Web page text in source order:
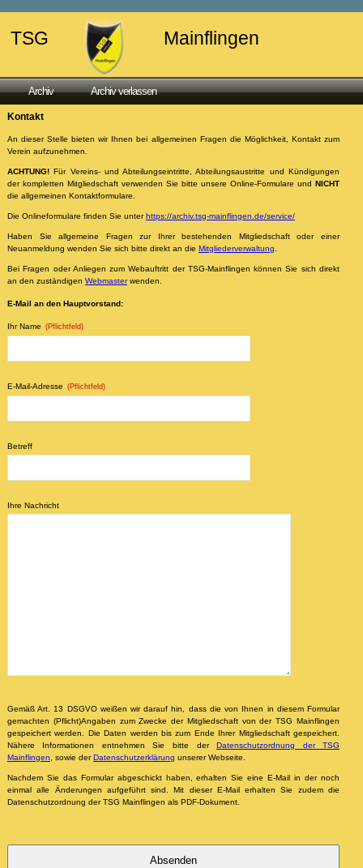
TSG Mainflingen
Archiv Archiv verlassen
Kontakt
An dieser Stelle bieten wir Ihnen bei allgemeinen Fragen die Möglichkeit, Kontakt zum
Verein aufzunehmen.
ACHTUNG!Für Vereins- und Abteilungseintritte, Abteilungsaustritte und Kündigungen
der kompletten Mitgliedschaft verwenden Sie bitte unsere Online-Formulare undNICHT
die allgemeinen Kontaktformulare.
Die Onlineformulare finden Sie unterhttps://archiv.tsg-mainflingen.de/service/
Haben Sie allgemeine Fragen zur Ihrer bestehenden Mitgliedschaft oder einer
Neuanmeldung wenden Sie sich bitte direkt an die Mitgliederverwaltung
Bei Fragen oder Anliegen zum Webauftritt der TSG-Mainflingen können Sie sich direkt
an den zuständigen Webmasterwenden.
E-Mail an den Hauptvorstand:
Ihr Name (Pflichtfeld)
E-Mail-Adresse (Pflichtfeld)
Betreff
Ihre Nachricht
Gemäß Art. 13 DSGVO weißen wir darauf hin, dass die von Ihnen in diesem Formular
gemachten (Pflicht)Angaben zum Zwecke der Mitgliedschaft von der TSG Mainflingen
gespeichert werden. Die Daten werden bis zum Ende Ihrer Mitgliedschaft gespeichert.
Nähere Informationen entnehmen Sie bitte derDatenschutzordnung der TSG
Mainflingen, sowie derDatenschutzerklärung unserer Webseite.
Nachdem Sie das Formular abgeschickt haben, erhalten Sie eine E-Mail in der noch
einmal alle Änderungen aufgeführt sind. Mit dieser E-Mail erhalten Sie zudem die
Datenschutzordnung der TSG Mainflingen als PDF-Dokument.
Absenden